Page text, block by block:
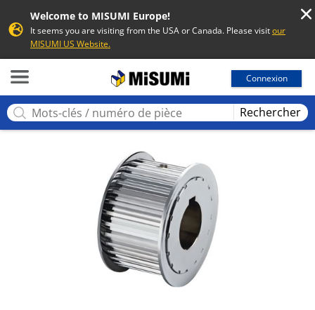
Welcome to MISUMI Europe!
It seems you are visiting from the USA or Canada. Please visitour
MISUMI US Website.
Connexion
Rechercher